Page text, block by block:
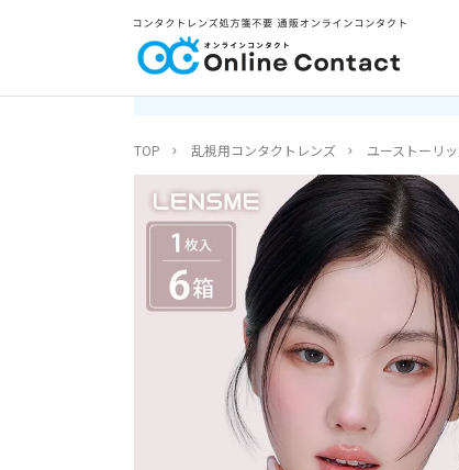
TOP 乱視用コンタクトレンズ ユーストーリ